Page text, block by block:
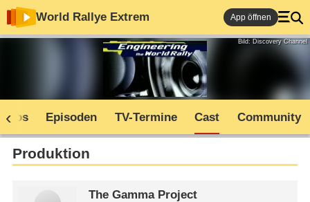
World Rallye Extrem App öffnen
Bild: Discovery Channel
Infos Episoden TV-Termine Cast Community
Produktion
The Gamma Project